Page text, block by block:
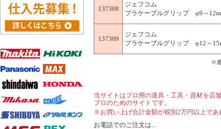
137308
ジェフコム
プラケーブルグリップ φ9～
137309
ジェフコム
プラケーブルグリップ φ12～
※
当サイトはプロ用の道具・工具・資材を店
プロのためのサイトです。
※お買い上げ合計金額が税別2万円以上で
お電話でのご注文は...